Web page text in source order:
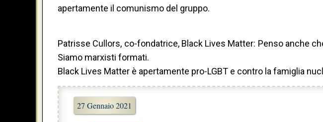
apertamente il comunismo del gruppo.
Patrisse Cullors, co-fondatrice, Black Lives Matter: Penso anche
Siamo marxisti formati.
Black Lives Matter è apertamente pro-LGBT e contro la famiglia
27 Gennaio 2021